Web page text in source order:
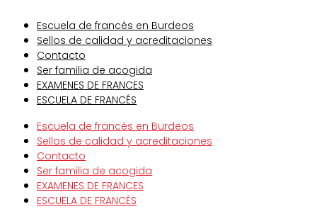
Escuela de francés en Burdeos
Sellos de calidad y acreditaciones
Contacto
Ser familia de acogida
EXAMENES DE FRANCES
ESCUELA DE FRANCÉS
Escuela de francés en Burdeos
Sellos de calidad y acreditaciones
Contacto
Ser familia de acogida
EXAMENES DE FRANCES
ESCUELA DE FRANCÉS